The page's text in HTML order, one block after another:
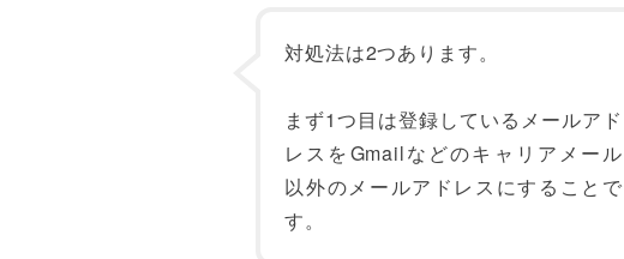
対処法は2つあります。
まず1つ目は登録しているメールアド
レスをGmailなどのキャリアメール
以外のメールアドレスにすることで
す。